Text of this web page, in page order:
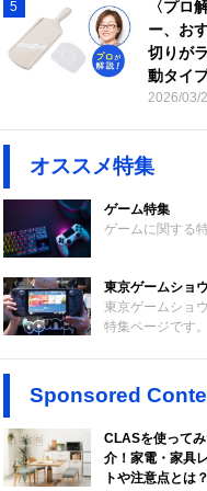
5
〈プロ
ー、お
切りが
動タイ
オススメ特集
ゲーム特集
ゲームに関する
東京ゲームショ
東京ゲームショ
特集ページです。
Sponsored
CLASを使って
介！家電・家具
トや注意点とは？